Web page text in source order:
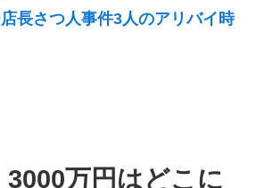
店長さつ人事件3人のアリバイ時
3000万円はどこに